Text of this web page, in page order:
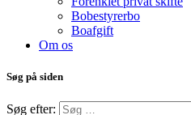
Bobestyrerbo
Boafgift
Om os
Søg på siden
Søg efter: